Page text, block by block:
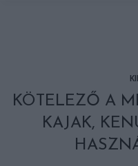
KÖTELEZŐ A
KAJAK,